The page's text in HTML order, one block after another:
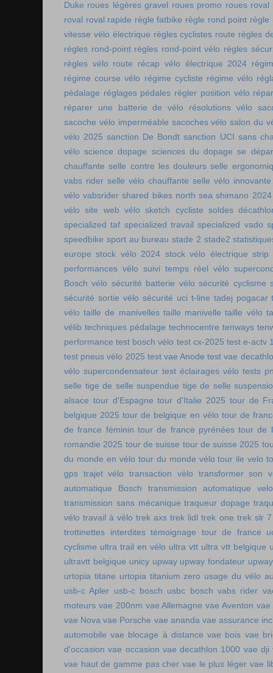
Duke roues légères gravel roues promo roues roval
roval roval rapide règle fatbike règle rond point règle
vitesse vélo électrique règles cyclistes route règles
règles rond-point règles rond-point vélo règles
règles vélo route
récap vélo électrique 2024
régime course vélo régime cycliste régime vélo
pédalage réglages pédales régler position vélo
réparer une batterie de vélo
résolutions vélo
sacoche vélo imperméable sacoches vélo salon du
vélo 2025 sanction De Bondt sanction UCI sans
vélo science dopage sciences du dopage se
chauffante selle contre les douleurs selle
vabs rider selle vélo chauffante selle vélo innovante
vélo vabsrider shared bikes north sea shimano 2024
vélo site web vélo sketch cycliste soldes
specialized taf specialized travail specialized vado
speedbike sport au bureau stade 2 stade2
europe stock vélo 2024 stock vélo électrique strip
performances vélo suivi temps réel vélo
Bosch vélo sécurité batterie vélo sécurité cyclisme
sécurité sortie vélo sécurité uci t-line tadej pogacar
vélo taille de manivelles taille manivelle taille vélo
vélib techniques pédalage technocentre tenways
performance test bosch vélo test cx-2025 test e-actv
test pneus vélo 2025 test vae Anode test vae
vélo supercondensateur test éclairages vélo tests
selle tige de selle suspendue tige de selle
alsace tour d'Espagne tour d'Italie 2025 tour de
belgique 2025 tour de belgique en vélo tour de
de france féminin tour de france pyrénées tour de
romandie 2025 tour de suisse tour de suisse 2025
du monde en vélo tour du monde vélo tour ile velo
gps trajet vélo transaction vélo
transformer son
automatique Bosch
transmission automatique
transmission sans mécanique traqueur dopage
vélo travail à vélo trek axs trek lidl trek one trek slr 7
trottinettes interdites témoignage tour de france
cyclisme ultra trail en vélo ultra vtt ultra vtt belgique
ultravtt belgique unicy upway upway fondateur
urtopia titane urtopia titanium zero usage du vélo
usb-c Apler usb-c bosch usbc bosch vabs rider
moteurs vae 200nm vae Allemagne vae Aventon vae
vae Nova vae Porsche vae ananda vae assurance
automobile vae blocage à distance vae bois vae
d'occasion vae occasion vae decathlon 1000 vae dji
vae haut de gamme pas cher vae le plus léger vae